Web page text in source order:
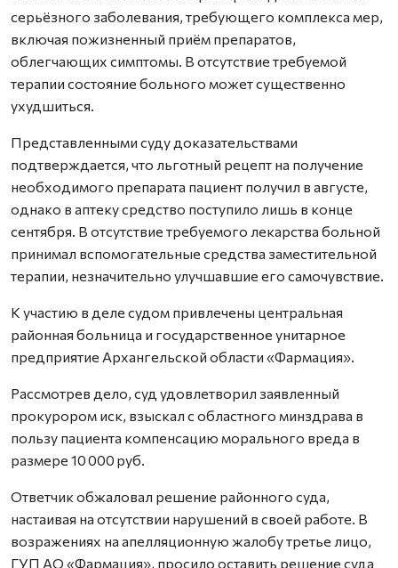
серьёзного заболевания, требующего комплекса мер,
включая пожизненный приём препаратов,
облегчающих симптомы. В отсутствие требуемой
терапии состояние больного может существенно
ухудшиться.
Представленными суду доказа­тельст­вами
подтверждается, что льготный рецепт на получение
необходимого препарата пациент получил в августе,
однако в аптеку средство поступило лишь в конце
сентября. В отсутствие требуемого лекарства больной
принимал вспомогательные средства заместительной
терапии, незначительно улучшавшие его самочувствие.
К участию в деле судом привлечены центральная
районная больница и государственное унитарное
предприятие Архангельской области «Фармация».
Рассмотрев дело, суд удовлетворил заявленный
прокурором иск, взыскал с областного минздрава в
пользу пациента компенсацию морального вреда в
размере 10 000 руб.
Ответчик обжаловал решение районного суда,
настаивая на отсутствии нарушений в своей работе. В
возражениях на апелляционную жалобу третье лицо,
ГУП АО «Фармация», просило оставить решение суда